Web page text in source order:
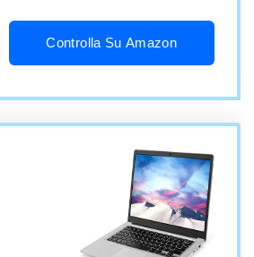
Controlla Su Amazon